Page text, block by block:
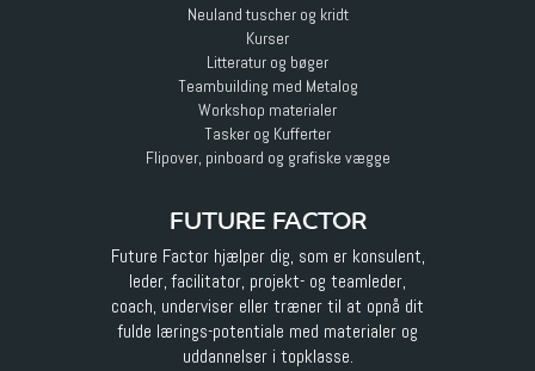
Neuland tuscher og kridt
Kurser
Litteratur og bøger
Teambuilding med Metalog
Workshop materialer
Tasker og Kufferter
Flipover, pinboard og grafiske vægge
FUTURE FACTOR
Future Factor hjælper dig, som er konsulent,
leder, facilitator, projekt- og teamleder,
coach, underviser eller træner til at opnå dit
fulde lærings-potentiale med materialer og
uddannelser i topklasse.